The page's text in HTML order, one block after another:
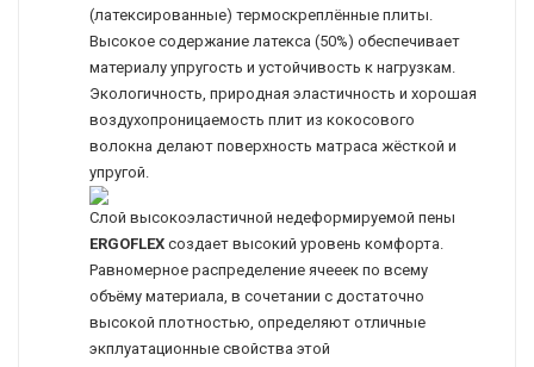
(латексированные) термоскреплённые плиты.
Высокое содержание латекса (50%) обеспечивает
материалу упругость и устойчивость к нагрузкам.
Экологичность, природная эластичность и хорошая
воздухопроницаемость плит из кокосового
волокна делают поверхность матраса жёсткой и
упругой.
Cлой высокоэластичной недеформируемой пены
ERGOFLEX создает высокий уровень комфорта.
Равномерное распределение ячееек по всему
объёму материала, в сочетании с достаточно
высокой плотностью, определяют отличные
экплуатационные свойства этой